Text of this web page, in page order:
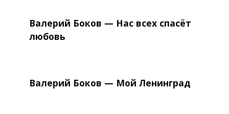
Валерий Боков — Нас всех спасёт
любовь
Валерий Боков — Мой Ленинград